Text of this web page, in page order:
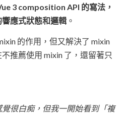
3 composition API 的寫法，
應式狀態和邏輯 。
的作用，但又解決了 mixin
推薦使用 mixin 了，還留著只
很白痴，但我一開始看到「複